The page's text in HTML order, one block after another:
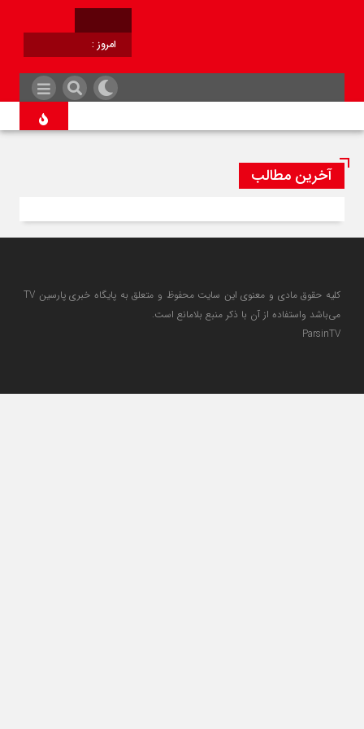
امروز :
آخرین مطالب
کلیه حقوق مادی و معنوی این سایت محفوظ و متعلق به پایگاه خبری پارسین TV
می‌باشد واستفاده از آن با ذکر منبع بلامانع است.
ParsinTV